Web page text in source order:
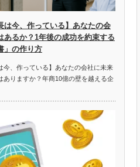
は今、作っている】あなたの会
あるか？1年後の成功を約束する
」の作り方
今、作っている】あなたの会社に未来
ありますか？年商10億の壁を越える企